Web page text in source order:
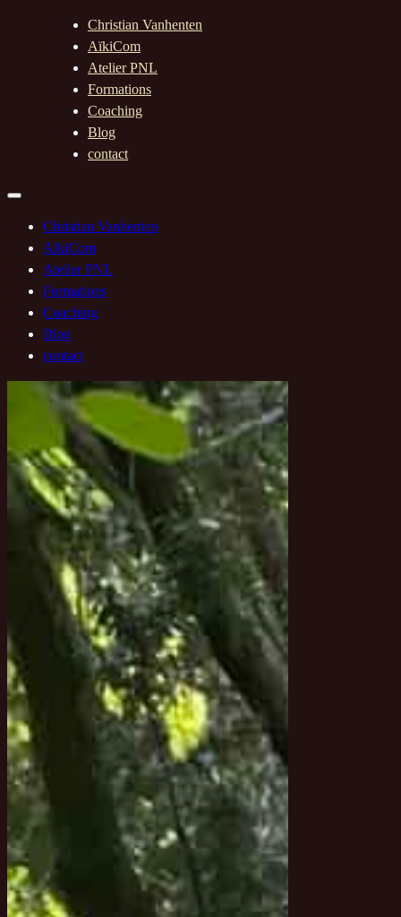
Christian Vanhenten
AïkiCom
Atelier PNL
Formations
Coaching
Blog
contact
Christian Vanhenten
AïkiCom
Atelier PNL
Formations
Coaching
Blog
contact